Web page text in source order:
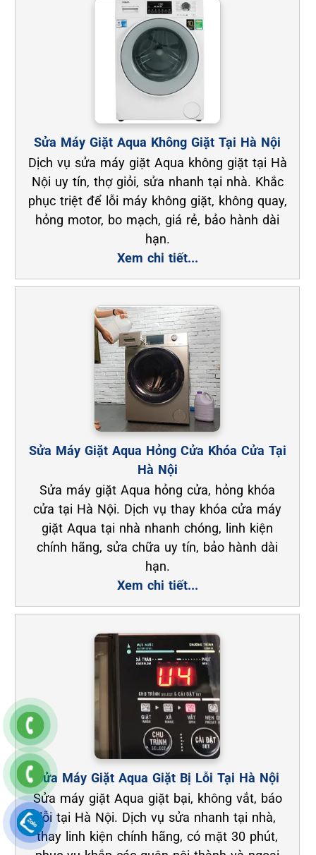
Sửa Máy Giặt Aqua Không Giặt Tại Hà Nội
Dịch vụ sửa máy giặt Aqua không giặt tại Hà
Nội uy tín, thợ giỏi, sửa nhanh tại nhà. Khắc
phục triệt để lỗi máy không giặt, không quay,
hỏng motor, bo mạch, giá rẻ, bảo hành dài
hạn.
Xem chi tiết...
Sửa Máy Giặt Aqua Hỏng Cửa Khóa Cửa Tại
Hà Nội
Sửa máy giặt Aqua hỏng cửa, hỏng khóa
cửa tại Hà Nội. Dịch vụ thay khóa cửa máy
giặt Aqua tại nhà nhanh chóng, linh kiện
chính hãng, sửa chữa uy tín, bảo hành dài
hạn.
Xem chi tiết...
Sửa Máy Giặt Aqua Giặt Bị Lỗi Tại Hà Nội
Sửa máy giặt Aqua giặt bại, không vắt, báo
lỗi tại Hà Nội. Dịch vụ sửa nhanh tại nhà,
thay linh kiện chính hãng, có mặt 30 phút,